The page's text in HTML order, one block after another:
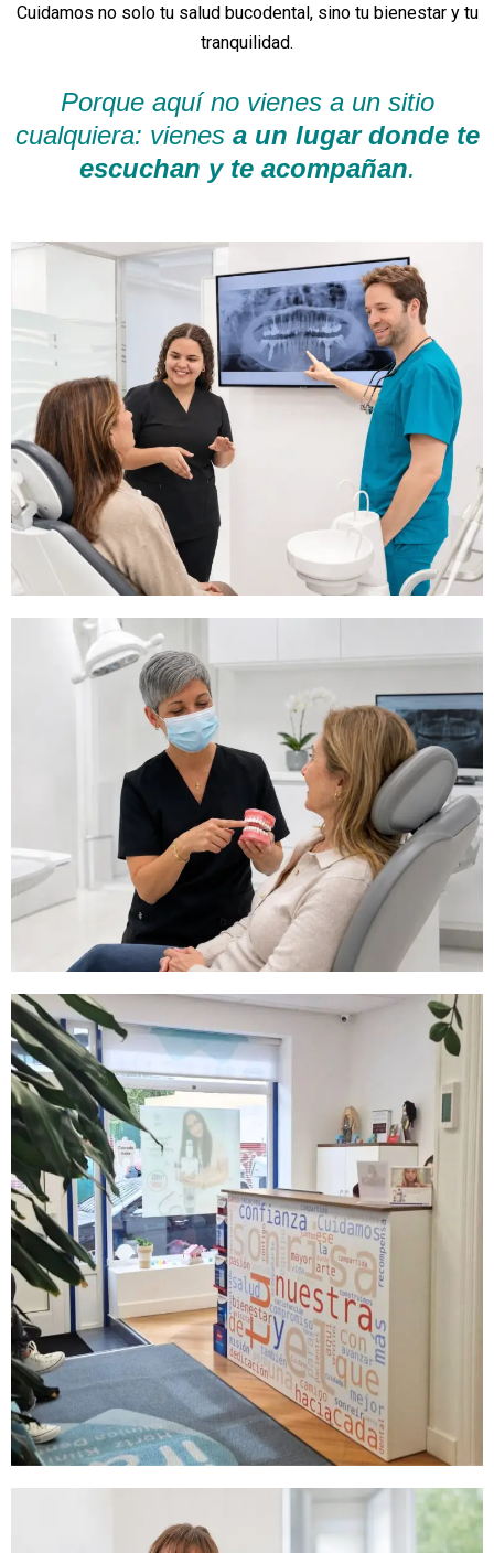
Cuidamos no solo tu salud bucodental, sino tu bienestar y tu
tranquilidad.
Porque aquí no vienes a un sitio
cualquiera: vienes a un lugar donde te
escuchan y te acompañan.